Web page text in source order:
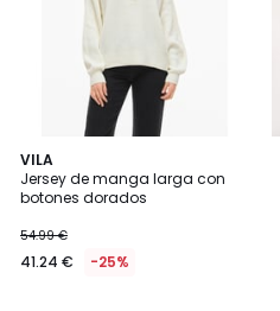
VILA
Jersey de manga larga con
botones dorados
54.99 €
41.24 € -25%
4
/
5